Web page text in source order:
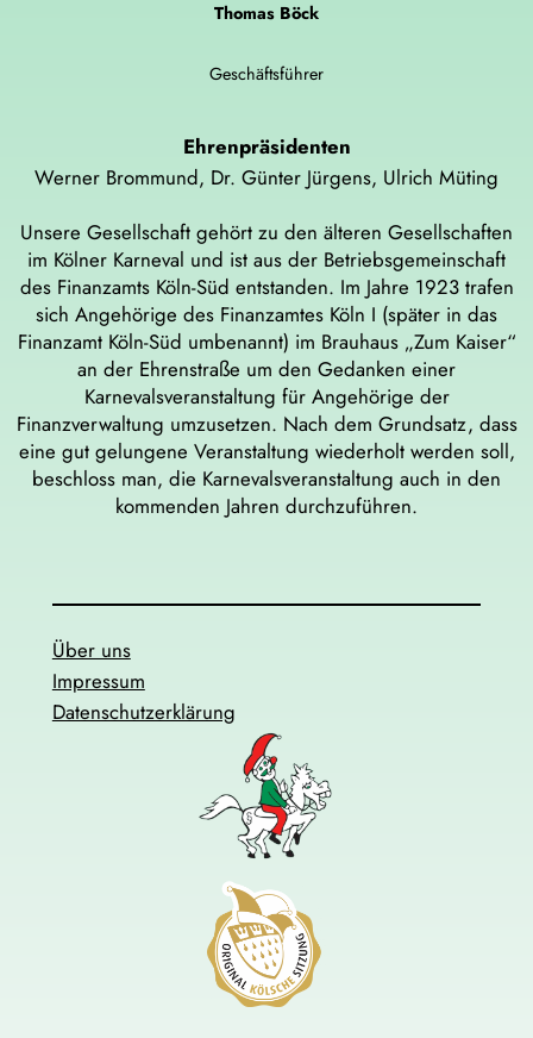
Thomas Böck
Geschäftsführer
Ehrenpräsidenten
Werner Brommund, Dr. Günter Jürgens, Ulrich Müting
Unsere Gesellschaft gehört zu den älteren Gesellschaften
im Kölner Karneval und ist aus der Betriebsgemeinschaft
des Finanzamts Köln-Süd entstanden. Im Jahre 1923 trafen
sich Angehörige des Finanzamtes Köln I (später in das
Finanzamt Köln-Süd umbenannt) im Brauhaus „Zum Kaiser“
an der Ehrenstraße um den Gedanken einer
Karnevalsveranstaltung für Angehörige der
Finanzverwaltung umzusetzen. Nach dem Grundsatz, dass
eine gut gelungene Veranstaltung wiederholt werden soll,
beschloss man, die Karnevalsveranstaltung auch in den
kommenden Jahren durchzuführen.
Über uns
Impressum
Datenschutzerklärung